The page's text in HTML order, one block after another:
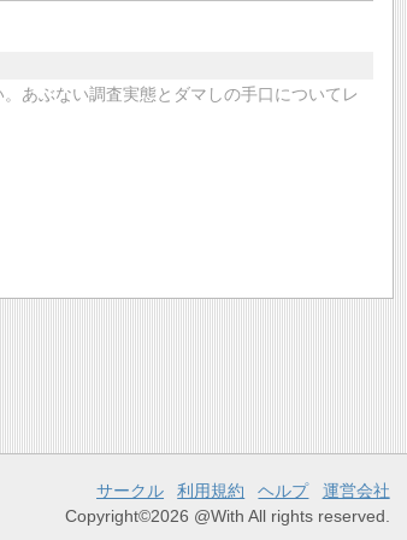
あぶない調査実態とダマしの手口についてレ
サークル 利用規約 ヘルプ
運営会社
Copyright©2026 @With All rights reserved.